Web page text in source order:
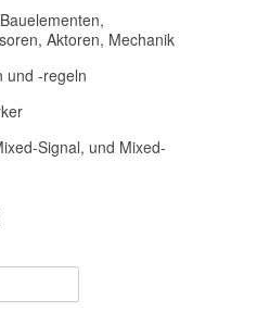
Aktoren, Mechanik
und -regeln
Signal, und Mixed-